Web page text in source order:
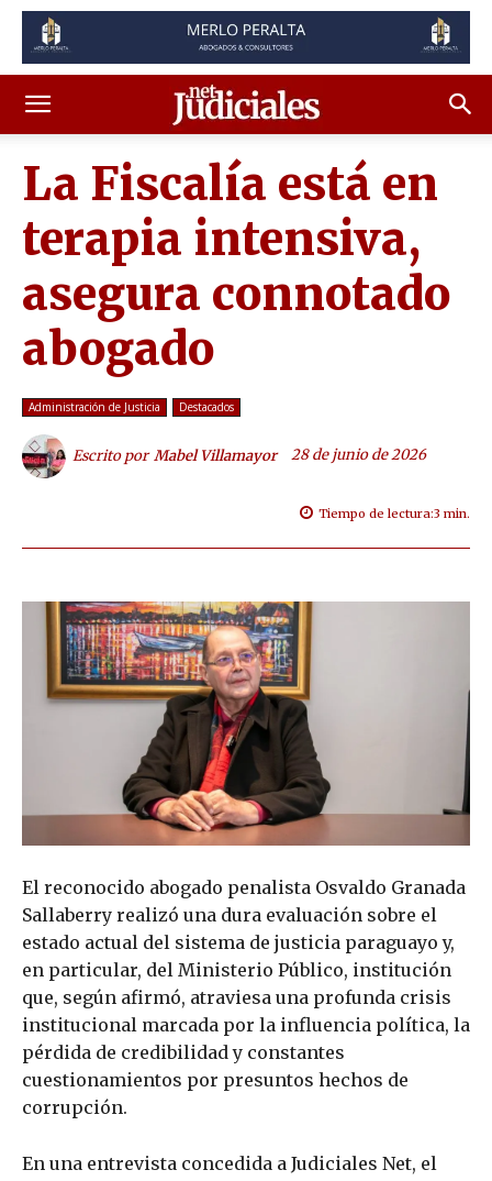
La Fiscalía está en
terapia intensiva,
asegura connotado
abogado
Administración de Justicia Destacados
Escrito por Mabel Villamayor 28 de junio de 2026
Tiempo de lectura:3 min.
El reconocido abogado penalista Osvaldo Granada
Sallaberry realizó una dura evaluación sobre el
estado actual del sistema de justicia paraguayo y,
en particular, del Ministerio Público, institución
que, según afirmó, atraviesa una profunda crisis
institucional marcada por la influencia política, la
pérdida de credibilidad y constantes
cuestionamientos por presuntos hechos de
corrupción.
En una entrevista concedida a Judiciales Net, el